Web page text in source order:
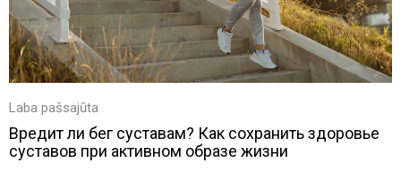
Laba pašsajūta
Вредит ли бег суставам? Как сохранить здоровье
суставов при активном образе жизни